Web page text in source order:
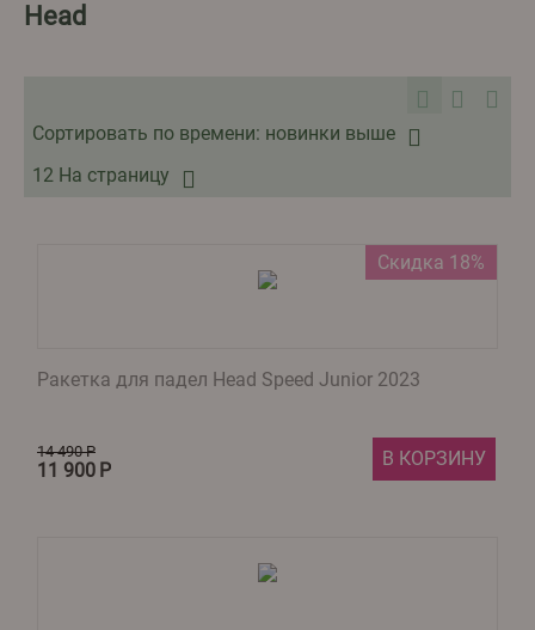
Head
Сортировать по времени: новинки выше
12 На страницу
Скидка 18%
Ракетка для падел Head Speed Junior 2023
14 490 Р
11 900 Р
В КОРЗИНУ